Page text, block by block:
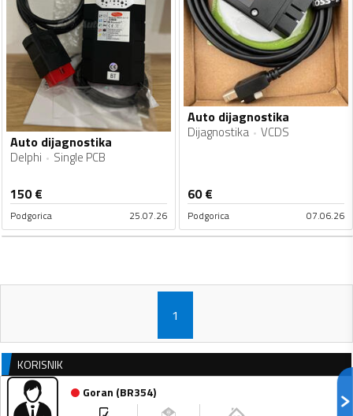
Auto dijagnostika
Delphi Single PCB
150€
Podgorica 25.07.26
Auto dijagnostika
Dijagnostika VCDS
60€
Podgorica 07.06.26
1
KORISNIK
Goran (BR354)